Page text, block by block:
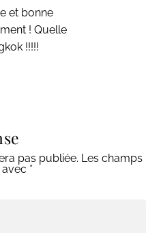
et bonne
! Quelle
!!!!!
pas publiée. Les champs
*